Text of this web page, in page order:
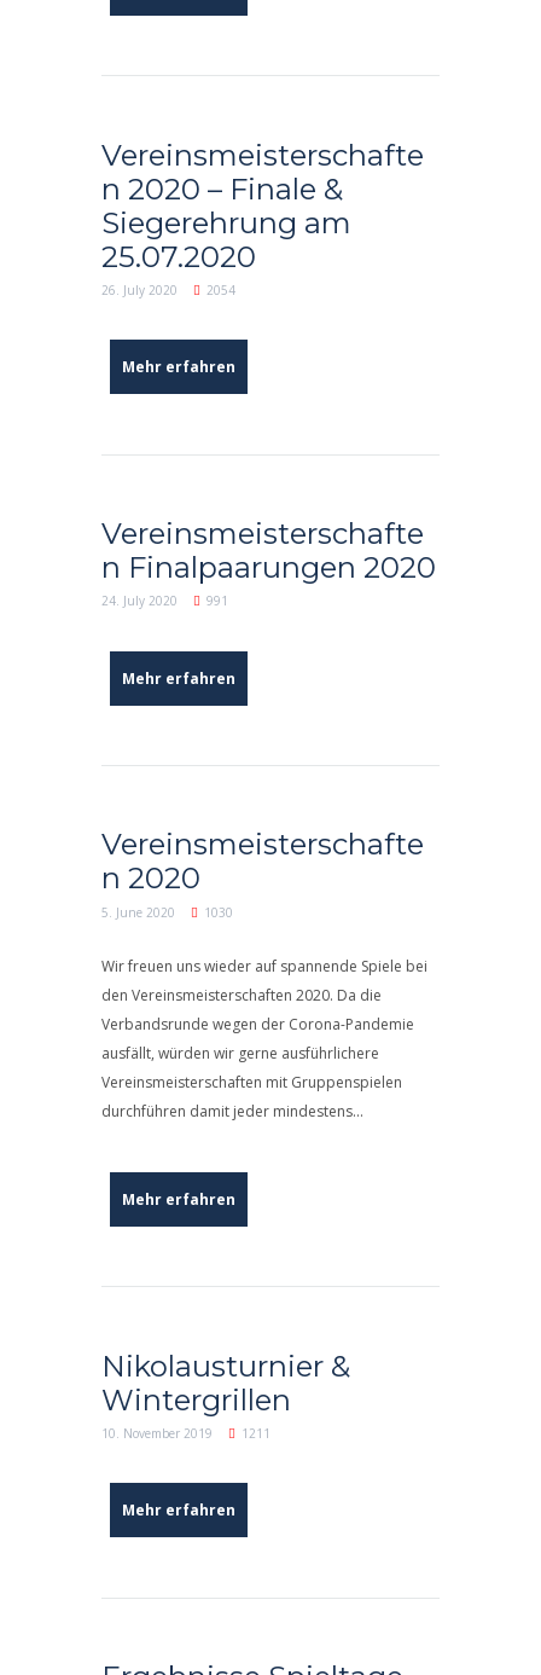
Vereinsmeisterschafte
n 2020 – Finale &
Siegerehrung am
25.07.2020
26. July 2020 2054
Mehr erfahren
Vereinsmeisterschafte
n Finalpaarungen 2020
24. July 2020 991
Mehr erfahren
Vereinsmeisterschafte
n 2020
5. June 2020 1030
Wir freuen uns wieder auf spannende Spiele bei
den Vereinsmeisterschaften 2020. Da die
Verbandsrunde wegen der Corona-Pandemie
ausfällt, würden wir gerne ausführlichere
Vereinsmeisterschaften mit Gruppenspielen
durchführen damit jeder mindestens...
Mehr erfahren
Nikolausturnier &
Wintergrillen
10. November 2019 1211
Mehr erfahren